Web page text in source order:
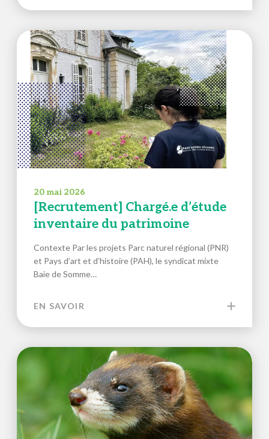
20 mai 2026
[Recrutement] Chargé.e d’étude
inventaire du patrimoine
Contexte Par les projets Parc naturel régional (PNR)
et Pays d’art et d’histoire (PAH), le syndicat mixte
Baie de Somme…
EN SAVOIR